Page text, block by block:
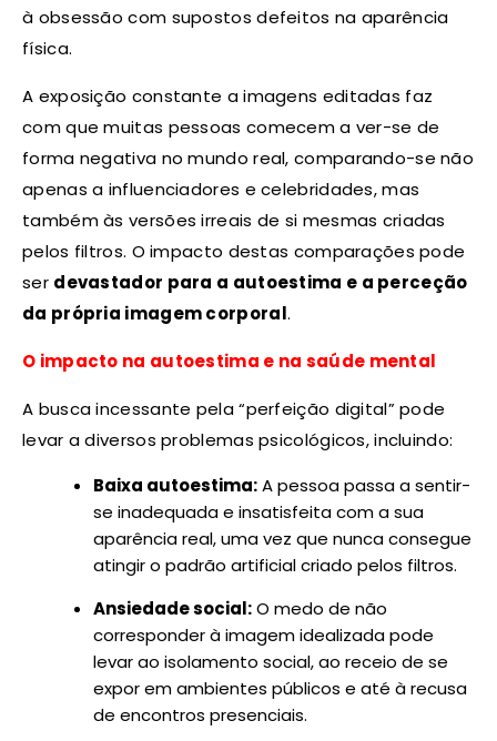
à obsessão com supostos defeitos na aparência
física.
A exposição constante a imagens editadas faz
com que muitas pessoas comecem a ver-se de
forma negativa no mundo real, comparando-se não
apenas a influenciadores e celebridades, mas
também às versões irreais de si mesmas criadas
pelos filtros. O impacto destas comparações pode
ser devastador para a autoestima e a perceção
da própria imagem corporal.
O impacto na autoestima e na saúde mental
A busca incessante pela “perfeição digital” pode
levar a diversos problemas psicológicos, incluindo:
Baixa autoestima:A pessoa passa a sentir-
se inadequada e insatisfeita com a sua
aparência real, uma vez que nunca consegue
atingir o padrão artificial criado pelos filtros.
Ansiedade social:O medo de não
corresponder à imagem idealizada pode
levar ao isolamento social, ao receio de se
expor em ambientes públicos e até à recusa
de encontros presenciais.